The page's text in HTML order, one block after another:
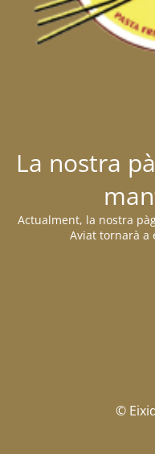
La nostra
Actualment, la nostra
Aviat tornarà a
©